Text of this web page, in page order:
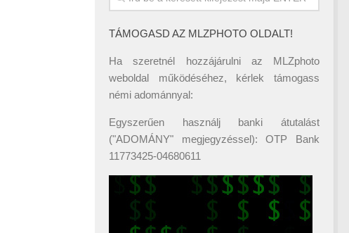
TÁMOGASD AZ MLZPHOTO OLDALT!
Ha szeretnél hozzájárulni az MLZphoto
weboldal működéséhez, kérlek támogass
némi adománnyal:
Egyszerűen használj banki átutalást
("ADOMÁNY" megjegyzéssel): OTP Bank
11773425-04680611